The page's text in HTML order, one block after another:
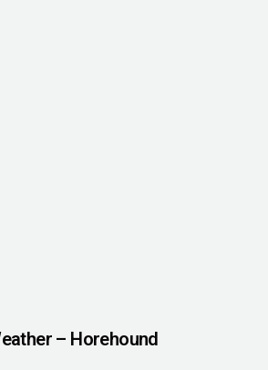
– Horehound